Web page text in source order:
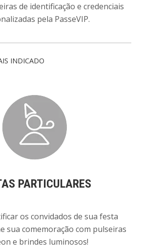
de identificação e credenciais
pela PasseVIP.
INDICADO
PARTICULARES
os convidados de sua festa
sua comemoração com pulseiras
e brindes luminosos!